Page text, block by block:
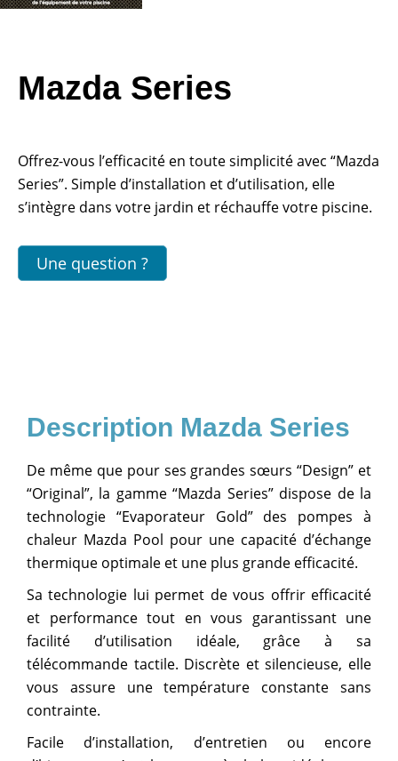
Mazda Series
Offrez-vous l’efficacité en toute simplicité avec “Mazda
Series”. Simple d’installation et d’utilisation, elle
s’intègre dans votre jardin et réchauffe votre piscine.
Une question ?
Mazda Series
De même que pour ses grandes sœurs “Design” et
“Original”, la gamme “Mazda Series” dispose de la
technologie “Evaporateur Gold” des pompes à
chaleur Mazda Pool pour une capacité d’échange
thermique optimale et une plus grande efficacité.
Sa technologie lui permet de vous offrir efficacité
et performance tout en vous garantissant une
facilité d’utilisation idéale, grâce à sa
télécommande tactile. Discrète et silencieuse, elle
vous assure une température constante sans
contrainte.
Facile d’installation, d’entretien ou encore